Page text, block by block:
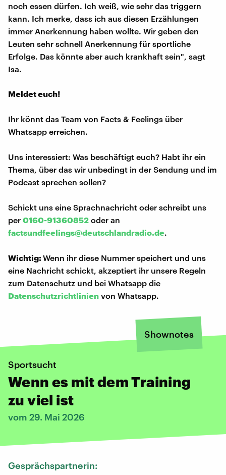
noch essen dürfen. Ich weiß, wie sehr das triggern
kann. Ich merke, dass ich aus diesen Erzählungen
immer Anerkennung haben wollte. Wir geben den
Leuten sehr schnell Anerkennung für sportliche
Erfolge. Das könnte aber auch krankhaft sein", sagt
Isa.
Meldet euch!
Ihr könnt das Team von Facts & Feelings über
Whatsapp erreichen.
Uns interessiert: Was beschäftigt euch? Habt ihr ein
Thema, über das wir unbedingt in der Sendung und im
Podcast sprechen sollen?
Schickt uns eine Sprachnachricht oder schreibt uns
per 0160-91360852 oder an
factsundfeelings@deutschlandradio.de.
Wichtig:Wenn ihr diese Nummer speichert und uns
eine Nachricht schickt, akzeptiert ihr unsere Regeln
zum Datenschutz und bei Whatsapp die
Datenschutzrichtlinien von Whatsapp.
Shownotes
Sportsucht
Wenn es mit dem Training
zu viel ist
vom 29. Mai 2026
Gesprächspartnerin: